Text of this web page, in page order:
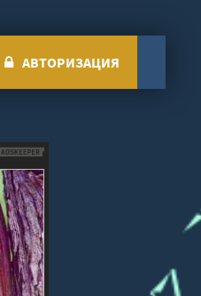
АВТОРИЗАЦИЯ